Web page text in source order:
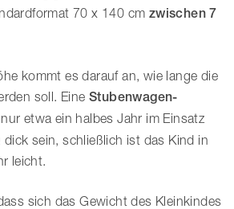
70 x 140 cm zwischen 7
kommt es darauf an, wie lange die
soll. Eine Stubenwagen-
etwa ein halbes Jahr im Einsatz
sein, schließlich ist das Kind in
leicht.
sich das Gewicht des Kleinkindes